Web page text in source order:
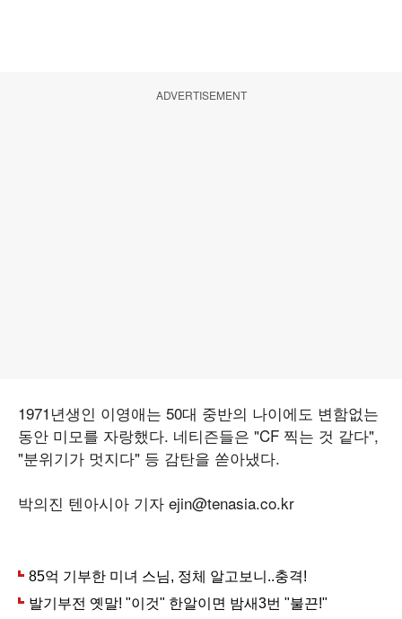
ADVERTISEMENT
1971년생인 이영애는 50대 중반의 나이에도 변함없는
동안 미모를 자랑했다. 네티즌들은 "CF 찍는 것 같다",
"분위기가 멋지다" 등 감탄을 쏟아냈다.
박의진 텐아시아 기자 ejin@tenasia.co.kr